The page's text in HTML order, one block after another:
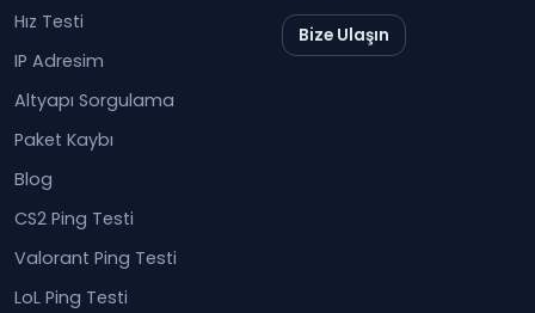
Hız Testi
IP Adresim
Altyapı Sorgulama
Paket Kaybı
Blog
CS2 Ping Testi
Valorant Ping Testi
LoL Ping Testi
Bize Ulaşın